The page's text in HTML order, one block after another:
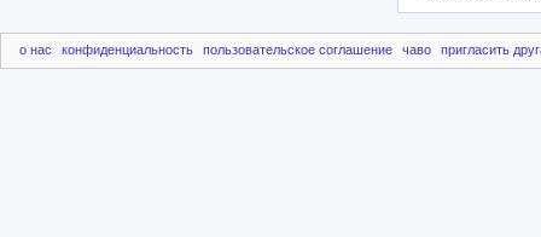
о нас конфиденциальность пользовательское соглашение чаво пригласить